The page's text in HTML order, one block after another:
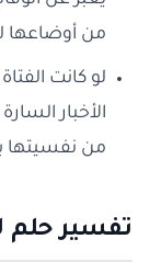
من أوضاعها
لو كانت
الأخبار
من نفسيتها
تفسير حلم